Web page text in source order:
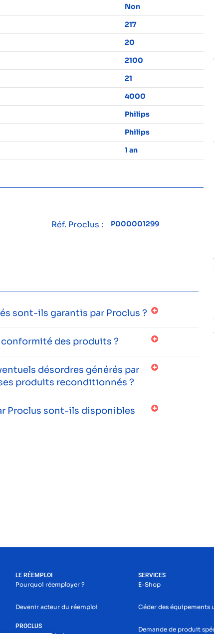
Non
217
20
2100
21
4000
Philips
Philips
1 an
Réf. Proclus :
P000001299
sont-ils garantis par Proclus ?
des produits ?
désordres générés par
produits reconditionnés ?
Proclus sont-ils disponibles
LE RÉEMPLOI
Pourquoi réemployer ?
Devenir acteur du réemploi
PROCLUS
SERVICES
E-Shop
Céder des équipements
Demande de produit